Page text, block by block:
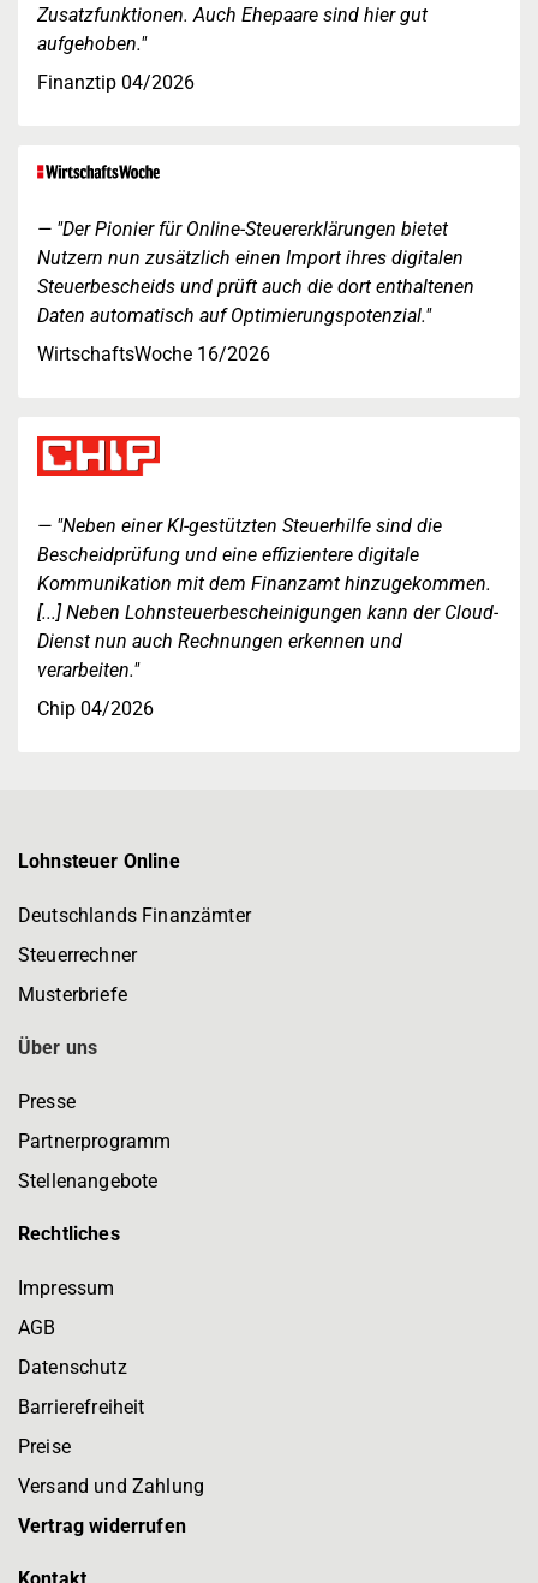
Zusatzfunktionen. Auch Ehepaare sind hier gut
aufgehoben."
Finanztip 04/2026
"Der Pionier für Online-Steuererklärungen bietet
Nutzern nun zusätzlich einen Import ihres digitalen
Steuerbescheids und prüft auch die dort enthaltenen
Daten automatisch auf Optimierungspotenzial."
WirtschaftsWoche 16/2026
"Neben einer KI-gestützten Steuerhilfe sind die
Bescheidprüfung und eine effizientere digitale
Kommunikation mit dem Finanzamt hinzugekommen.
[...] Neben Lohnsteuerbescheinigungen kann der Cloud-
Dienst nun auch Rechnungen erkennen und
verarbeiten."
Chip 04/2026
Lohnsteuer Online
Deutschlands Finanzämter
Steuerrechner
Musterbriefe
Über uns
Presse
Partnerprogramm
Stellenangebote
Rechtliches
Impressum
AGB
Datenschutz
Barrierefreiheit
Preise
Versand und Zahlung
Vertrag widerrufen